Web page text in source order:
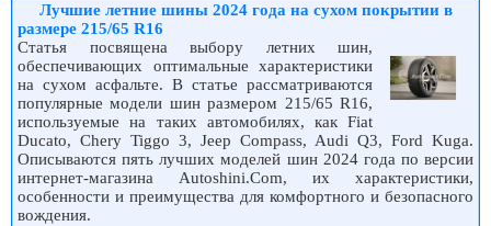
Лучшие летние шины 2024 года на сухом покрытии в
размере 215/65 R16
Статья посвящена выбору летних шин,
обеспечивающих оптимальные характеристики
на сухом асфальте. В статье рассматриваются
популярные модели шин размером 215/65 R16,
используемые на таких автомобилях, как Fiat
Ducato, Chery Tiggo 3, Jeep Compass, Audi Q3, Ford Kuga.
Описываются пять лучших моделей шин 2024 года по версии
интернет-магазина Autoshini.Com, их характеристики,
особенности и преимущества для комфортного и безопасного
вождения.